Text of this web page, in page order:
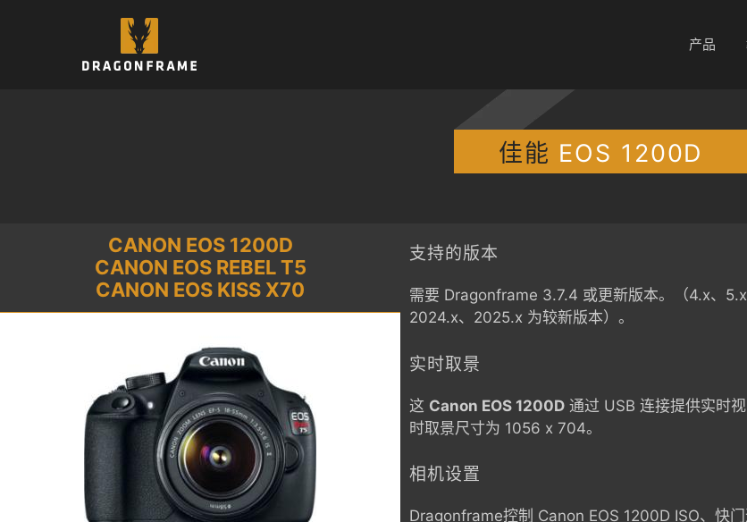
产品
佳能 EOS 1200D
CANON EOS 1200D
CANON EOS REBEL T5
CANON EOS KISS X70
支持的版本
需要 Dragonframe 3.7.4 或更新版本。（4.x、5.x
2024.x、2025.x 为较新版本）。
实时取景
这 Canon EOS 1200D 通过 USB 连接提供实时
时取景尺寸为 1056 x 704。
相机设置
Dragonframe控制 Canon EOS 1200D ISO、快门